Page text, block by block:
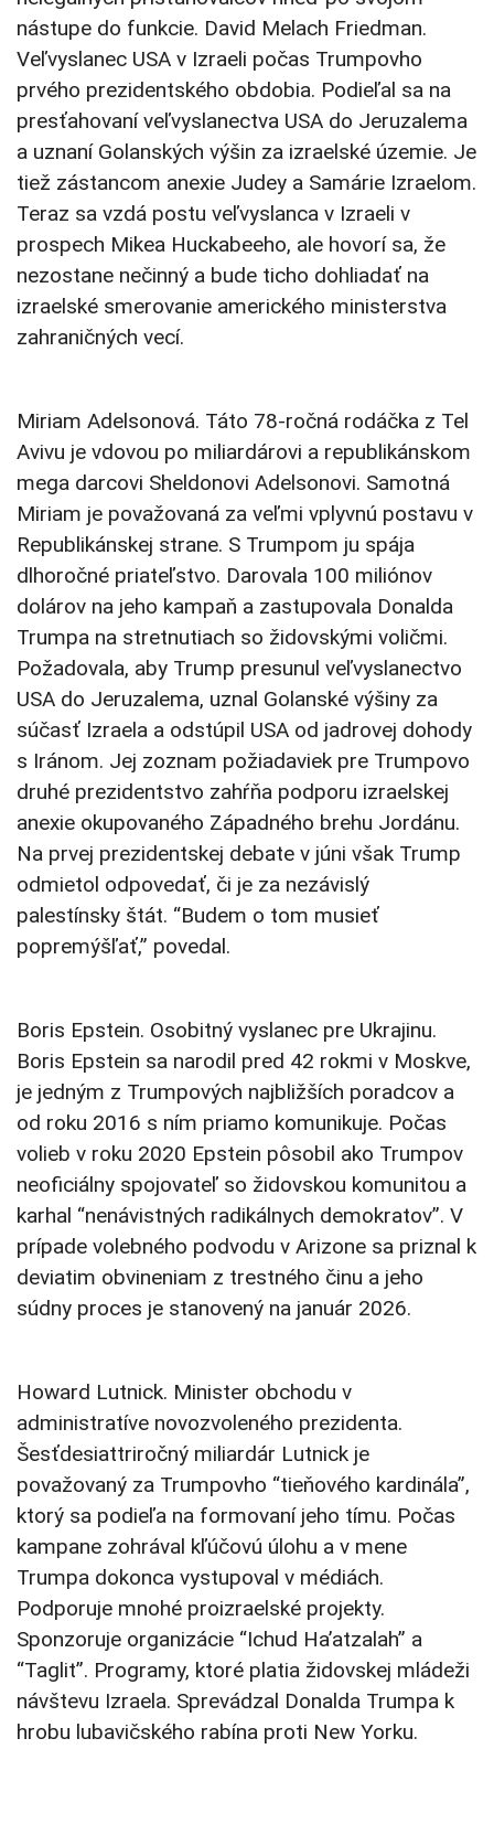
nástupe do funkcie. David Melach Friedman.
Veľvyslanec USA v Izraeli počas Trumpovho
prvého prezidentského obdobia. Podieľal sa na
presťahovaní veľvyslanectva USA do Jeruzalema
a uznaní Golanských výšin za izraelské územie. Je
tiež zástancom anexie Judey a Samárie Izraelom.
Teraz sa vzdá postu veľvyslanca v Izraeli v
prospech Mikea Huckabeeho, ale hovorí sa, že
nezostane nečinný a bude ticho dohliadať na
izraelské smerovanie amerického ministerstva
zahraničných vecí.
Miriam Adelsonová. Táto 78-ročná rodáčka z Tel
Avivu je vdovou po miliardárovi a republikánskom
mega darcovi Sheldonovi Adelsonovi. Samotná
Miriam je považovaná za veľmi vplyvnú postavu v
Republikánskej strane. S Trumpom ju spája
dlhoročné priateľstvo. Darovala 100 miliónov
dolárov na jeho kampaň a zastupovala Donalda
Trumpa na stretnutiach so židovskými voličmi.
Požadovala, aby Trump presunul veľvyslanectvo
USA do Jeruzalema, uznal Golanské výšiny za
súčasť Izraela a odstúpil USA od jadrovej dohody
s Iránom. Jej zoznam požiadaviek pre Trumpovo
druhé prezidentstvo zahŕňa podporu izraelskej
anexie okupovaného Západného brehu Jordánu.
Na prvej prezidentskej debate v júni však Trump
odmietol odpovedať, či je za nezávislý
palestínsky štát. “Budem o tom musieť
popremýšľať,” povedal.
Boris Epstein. Osobitný vyslanec pre Ukrajinu.
Boris Epstein sa narodil pred 42 rokmi v Moskve,
je jedným z Trumpových najbližších poradcov a
od roku 2016 s ním priamo komunikuje. Počas
volieb v roku 2020 Epstein pôsobil ako Trumpov
neoficiálny spojovateľ so židovskou komunitou a
karhal “nenávistných radikálnych demokratov”. V
prípade volebného podvodu v Arizone sa priznal k
deviatim obvineniam z trestného činu a jeho
súdny proces je stanovený na január 2026.
Howard Lutnick. Minister obchodu v
administratíve novozvoleného prezidenta.
Šesťdesiattriročný miliardár Lutnick je
považovaný za Trumpovho “tieňového kardinála”,
ktorý sa podieľa na formovaní jeho tímu. Počas
kampane zohrával kľúčovú úlohu a v mene
Trumpa dokonca vystupoval v médiách.
Podporuje mnohé proizraelské projekty.
Sponzoruje organizácie “Ichud Ha’atzalah” a
“Taglit”. Programy, ktoré platia židovskej mládeži
návštevu Izraela. Sprevádzal Donalda Trumpa k
hrobu lubavičského rabína proti New Yorku.